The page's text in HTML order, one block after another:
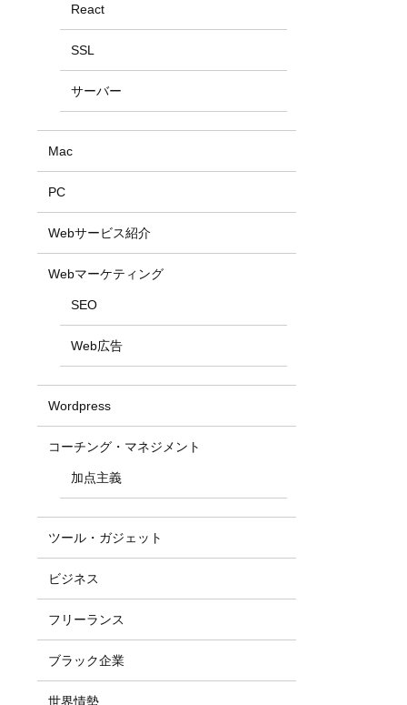
React
SSL
サーバー
Mac
PC
Webサービス紹介
Webマーケティング
SEO
Web広告
Wordpress
コーチング・マネジメント
加点主義
ツール・ガジェット
ビジネス
フリーランス
ブラック企業
世界情勢